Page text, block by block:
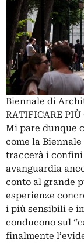
Biennale di
RATIFICARE PIÙ
Mi pare dunque
come la
traccerà i
avanguardia
conto al grande
esperienze
i più sensibili e
conducono sul
finalmente